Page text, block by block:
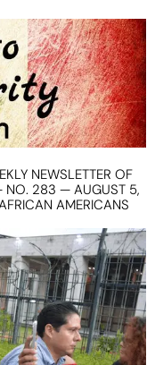
NEWSLETTER OF
NO. 283 — AUGUST 5,
AMERICANS